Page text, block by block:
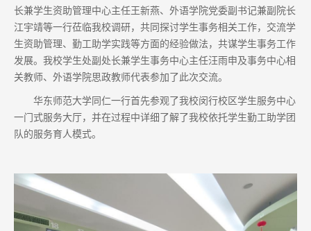
长兼学生资助管理中心主任王新燕、外语学院党委副书记兼副院长
江宇靖等一行莅临我校调研，共同探讨学生事务相关工作，交流学
生资助管理、勤工助学实践等方面的经验做法，共谋学生事务工作
发展。我校学生处副处长兼学生事务中心主任汪雨申及事务中心相
关教师、外语学院思政教师代表参加了此次交流。
华东师范大学同仁一行首先参观了我校闵行校区学生服务中心
一门式服务大厅，并在过程中详细了解了我校依托学生勤工助学团
队的服务育人模式。